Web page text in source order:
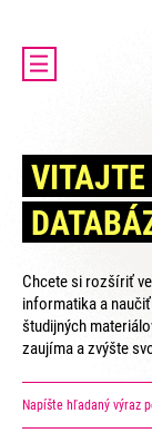
O PROJEKTE
ENTER
ENTER
VIDEÁ
VAŠE NÁPADY
KONTAKTY
Chcete si rozšíriť
informatika a
študijných
zaujíma a zvýšte